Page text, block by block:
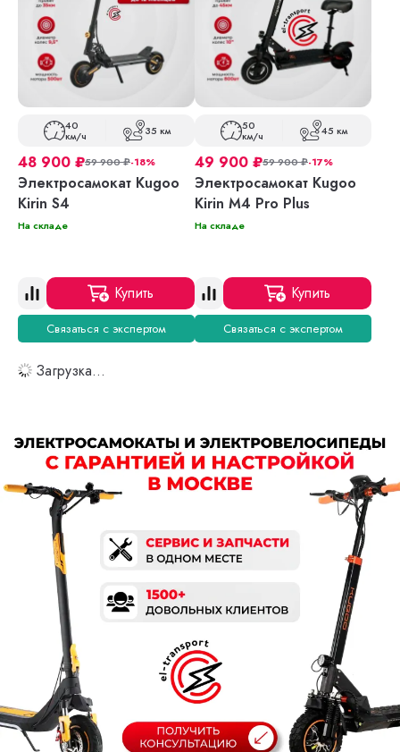
40
км/ч 35 км
48 900 ₽59 900₽-18%
Электросамокат Kugoo
Kirin S4
На складе
Купить
Связаться с экспертом
50
км/ч 45 км
49 900 ₽59 900₽-17%
Электросамокат Kugoo
Kirin M4 Pro Plus
На складе
Купить
Связаться с экспертом
Загрузка...